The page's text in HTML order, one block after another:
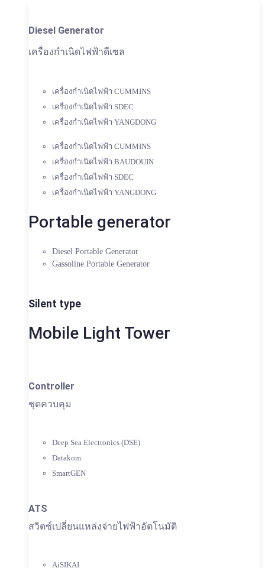
Diesel Generator
เครื่องกำเนิดไฟฟ้าดีเซล
เครื่องกำเนิดไฟฟ้า CUMMINS
เครื่องกำเนิดไฟฟ้า SDEC
เครื่องกำเนิดไฟฟ้า YANGDONG
เครื่องกำเนิดไฟฟ้า CUMMINS
เครื่องกำเนิดไฟฟ้า BAUDOUIN
เครื่องกำเนิดไฟฟ้า SDEC
เครื่องกำเนิดไฟฟ้า YANGDONG
Portable generator
Diesel Portable Generator
Gassoline Portable Generator
Silent type
Mobile Light Tower
Controller
ชุดควบคุม
Deep Sea Electronics (DSE)
Datakom
SmartGEN
ATS
สวิตซ์เปลี่ยนแหล่งจ่ายไฟฟ้าอัตโนมัติ
AiSIKAI